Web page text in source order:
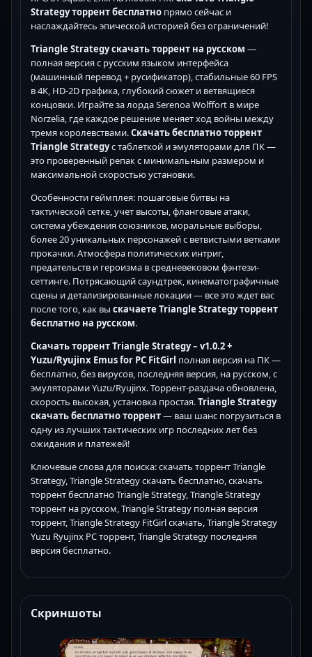
Strategy торрент бесплатно прямо сейчас и
наслаждайтесь эпической историей без ограничений!
Triangle Strategy скачать торрент на русском —
полная версия с русским языком интерфейса
(машинный перевод + русификатор), стабильные 60 FPS
в 4K, HD-2D графика, глубокий сюжет и ветвящиеся
концовки. Играйте за лорда Serenoa Wolffort в мире
Norzelia, где каждое решение меняет ход войны между
тремя королевствами.Скачать бесплатно торрент
Triangle Strategyс таблеткой и эмуляторами для ПК —
это проверенный репак с минимальным размером и
максимальной скоростью установки.
Особенности геймплея: пошаговые битвы на
тактической сетке, учет высоты, фланговые атаки,
система убеждения союзников, моральные выборы,
более 20 уникальных персонажей с ветвистыми ветками
прокачки. Атмосфера политических интриг,
предательств и героизма в средневековом фэнтези-
сеттинге. Потрясающий саундтрек, кинематографичные
сцены и детализированные локации — все это ждет вас
после того, как вы скачаете Triangle Strategy торрент
бесплатно на русском.
Скачать торрент Triangle Strategy – v1.0.2 +
Yuzu/Ryujinx Emus for PC FitGirl полная версия на ПК —
бесплатно, без вирусов, последняя версия, на русском, с
эмуляторами Yuzu/Ryujinx. Торрент-раздача обновлена,
скорость высокая, установка простая.Triangle Strategy
скачать бесплатно торрент— ваш шанс погрузиться в
одну из лучших тактических игр последних лет без
ожидания и платежей!
Ключевые слова для поиска: скачать торрент Triangle
Strategy, Triangle Strategy скачать бесплатно, скачать
торрент бесплатно Triangle Strategy, Triangle Strategy
торрент на русском, Triangle Strategy полная версия
торрент, Triangle Strategy FitGirl скачать, Triangle Strategy
Yuzu Ryujinx PC торрент, Triangle Strategy последняя
версия бесплатно.
Скриншоты